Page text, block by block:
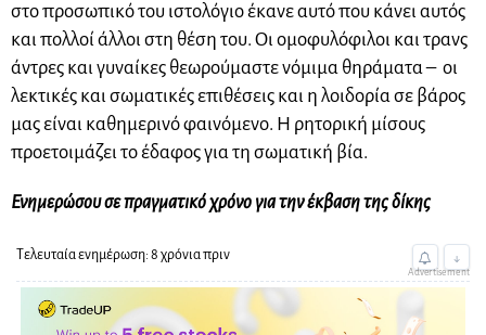
στο προσωπικό του ιστολόγιο έκανε αυτό που κάνει αυτός
και πολλοί άλλοι στη θέση του. Οι ομοφυλόφιλοι και τρανς
άντρες και γυναίκες θεωρούμαστε νόμιμα θηράματα – οι
λεκτικές και σωματικές επιθέσεις και η λοιδορία σε βάρος
μας είναι καθημερινό φαινόμενο. Η ρητορική μίσους
προετοιμάζει το έδαφος για τη σωματική βία.
Ενημερώσου σε πραγματικό χρόνο για την έκβαση της δίκης
Τελευταία ενημέρωση: 8 χρόνια πριν ↓
Advertisement